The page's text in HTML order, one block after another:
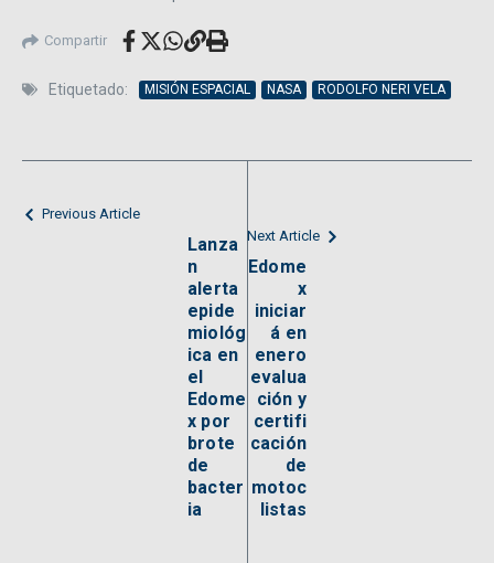
Compartir
Etiquetado: MISIÓN ESPACIAL NASA RODOLFO NERI VELA
Previous Article
Lanza
n
alerta
epide
miológ
ica en
el
Edome
x por
brote
de
bacter
ia
Next Article
Edome
x
iniciar
á en
enero
evalua
ción y
certifi
cación
de
motoc
listas